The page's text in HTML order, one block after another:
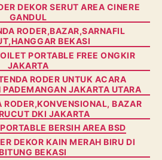
DEKOR SERUT AREA CINERE
GANDUL
RODER,BAZAR,SARNAFIL
BEKASI
PORTABLE FREE ONGKIR
JAKARTA
RODER UNTUK ACARA
JAKARTA UTARA
RODER,KONVENSIONAL, BAZAR
DKI JAKARTA
BERSIH AREA BSD
DEKOR KAIN MERAH BIRU DI
BEKASI